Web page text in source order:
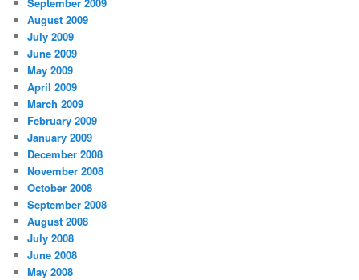
August 2009
July 2009
June 2009
May 2009
April 2009
March 2009
February 2009
January 2009
December 2008
November 2008
October 2008
September 2008
August 2008
July 2008
June 2008
May 2008